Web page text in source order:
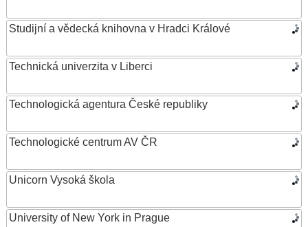
Studijní a vědecká knihovna v Hradci Králové
Technická univerzita v Liberci
Technologická agentura České republiky
Technologické centrum AV ČR
Unicorn Vysoká škola
University of New York in Prague